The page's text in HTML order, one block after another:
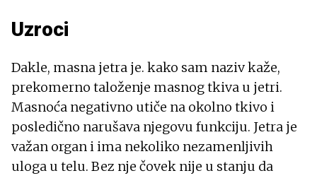
Uzroci
Dakle, masna jetra je. kako sam naziv kaže,
prekomerno taloženje masnog tkiva u jetri.
Masnoća negativno utiče na okolno tkivo i
posledično narušava njegovu funkciju. Jetra je
važan organ i ima nekoliko nezamenljivih
uloga u telu. Bez nje čovek nije u stanju da